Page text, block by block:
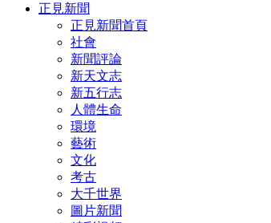
正見新聞
正見新聞首頁
社會
新聞評論
新天文志
新五行志
人體生命
環境
藝術
文化
考古
大千世界
圖片新聞